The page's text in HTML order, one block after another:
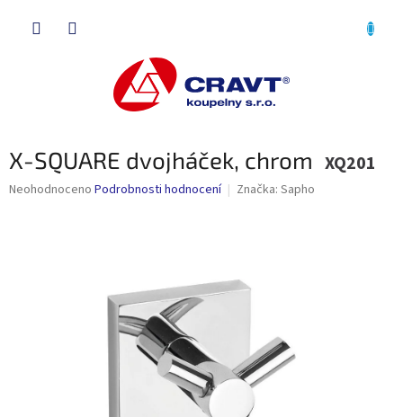
X-SQUARE dvojháček, chrom XQ201
Průměrné
Neohodnoceno Podrobnosti hodnocení Značka: Sapho